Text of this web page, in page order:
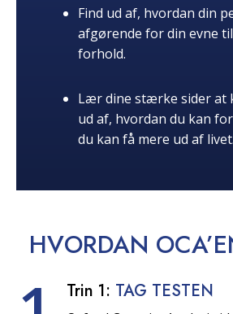
Find ud af, hvordan din
afgørende for din evne
forhold.
Lær dine stærke sider at
ud af, hvordan du kan
du kan få mere ud af livet.
HVORDAN
Trin 1: TAG TESTEN